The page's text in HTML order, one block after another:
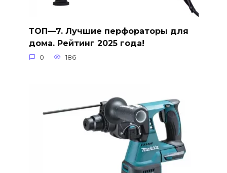
ТОП—7. Лучшие перфораторы для
дома. Рейтинг 2025 года!
0 186